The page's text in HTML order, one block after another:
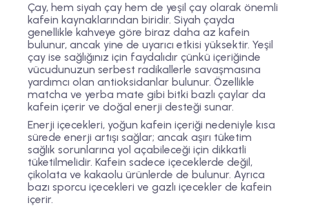
Çay, hem siyah çay hem de yeşil çay olarak önemli
kafein kaynaklarından biridir. Siyah çayda
genellikle kahveye göre biraz daha az kafein
bulunur, ancak yine de uyarıcı etkisi yüksektir. Yeşil
çay ise sağlığınız için faydalıdır çünkü içeriğinde
vücudunuzun serbest radikallerle savaşmasına
yardımcı olan antioksidanlar bulunur. Özellikle
matcha ve yerba mate gibi bitki bazlı çaylar da
kafein içerir ve doğal enerji desteği sunar.
Enerji içecekleri, yoğun kafein içeriği nedeniyle kısa
sürede enerji artışı sağlar; ancak aşırı tüketim
sağlık sorunlarına yol açabileceği için dikkatli
tüketilmelidir. Kafein sadece içeceklerde değil,
çikolata ve kakaolu ürünlerde de bulunur. Ayrıca
bazı sporcu içecekleri ve gazlı içecekler de kafein
içerir.